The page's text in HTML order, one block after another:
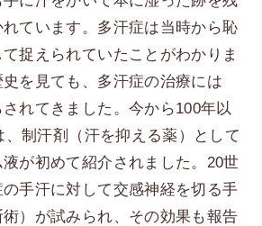
ています。多汗症は当時から恥
捉えられていたことがわかりま
を見ても、多汗症の治療には
れてきました。今から100年以
、制汗剤（汗を抑える薬）として
が初めて紹介されました。20世
手汗に対して交感神経を切る手
）が試みられ、その効果も報告